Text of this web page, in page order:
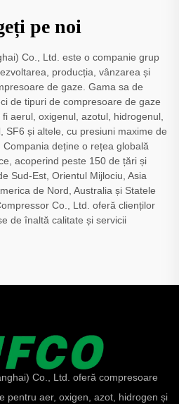
pe noi
Co., Ltd. este o companie grup
producția, vânzarea și
de gaze. Gama sa de
de tipuri de compresoare de gaze
aerul, oxigenul, azotul, hidrogenul,
SF6 și altele, cu presiuni maxime de
deține o rețea globală
acoperind peste 150 de țări și
Sud-Est, Orientul Mijlociu, Asia
de Nord, Australia și Statele
Co., Ltd. oferă clienților
de înaltă calitate și servicii
Co., Ltd. oferă compresoare
pentru aer, oxigen, azot, hidrogen și